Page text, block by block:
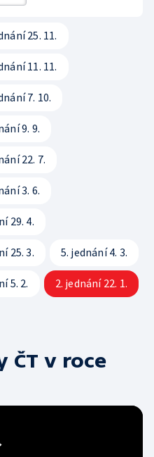
ČT
25. 11.
11. 11.
7. 10.
9. 9.
22. 7.
3. 6.
29. 4.
25. 3. 5. jednání 4. 3.
5. 2. 2. jednání 22. 1.
ČT v roce